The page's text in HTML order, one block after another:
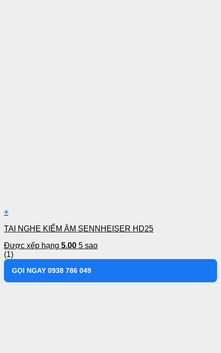
+
TAI NGHE KIỂM ÂM SENNHEISER HD25
Được xếp hạng 5.00 5 sao
(1)
GỌI NGAY 0938 786 049